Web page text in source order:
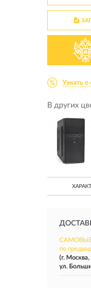
Узнать
В других
по
(г. Москва,
ул.